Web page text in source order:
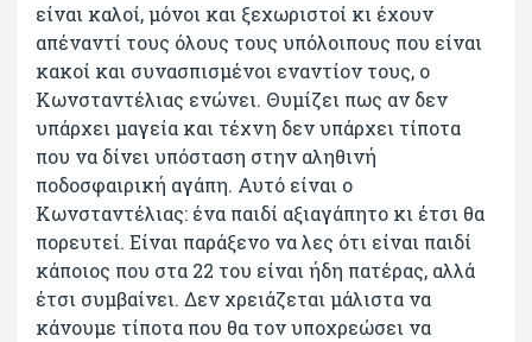
είναι καλοί, μόνοι και ξεχωριστοί κι έχουν
απέναντί τους όλους τους υπόλοιπους που είναι
κακοί και συνασπισμένοι εναντίον τους, ο
Κωνσταντέλιας ενώνει. Θυμίζει πως αν δεν
υπάρχει μαγεία και τέχνη δεν υπάρχει τίποτα
που να δίνει υπόσταση στην αληθινή
ποδοσφαιρική αγάπη. Αυτό είναι ο
Κωνσταντέλιας: ένα παιδί αξιαγάπητο κι έτσι θα
πορευτεί. Είναι παράξενο να λες ότι είναι παιδί
κάποιος που στα 22 του είναι ήδη πατέρας, αλλά
έτσι συμβαίνει. Δεν χρειάζεται μάλιστα να
κάνουμε τίποτα που θα τον υποχρεώσει να